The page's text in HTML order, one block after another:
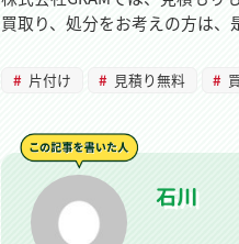
買取り、処分をお考えの方は、
片付け 見積り無料
石川